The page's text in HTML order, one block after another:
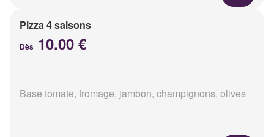
Pizza 4 saisons
Dès 10.00 €
Base tomate, fromage, jambon, champignons, olives